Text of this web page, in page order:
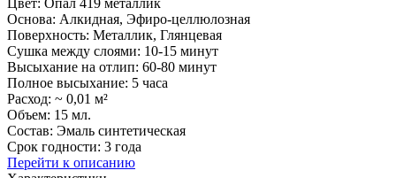
Основа: Алкидная, Эфиро-целлюлозная
Поверхность: Металлик, Глянцевая
Сушка между слоями: 10-15 минут
Высыхание на отлип: 60-80 минут
Полное высыхание: 5 часа
Расход: ~ 0,01 м²
Объем: 15 мл.
Состав: Эмаль синтетическая
Срок годности: 3 года
Перейти к описанию